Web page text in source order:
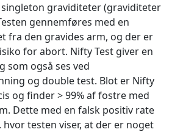
graviditeter (graviditeter
gennemføres med en
fra den gravides arm, og der er
for abort. Nifty Test giver en
som også ses ved
og double test. Blot er Nifty
og finder > 99% af fostre med
Dette med en falsk positiv rate
hvor testen viser, at der er noget